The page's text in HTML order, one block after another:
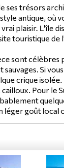
ses trésors
antique, où
plaisir. L'île
touristique
sont célèbres
sauvages. Si
crique
Pour le
léger goût